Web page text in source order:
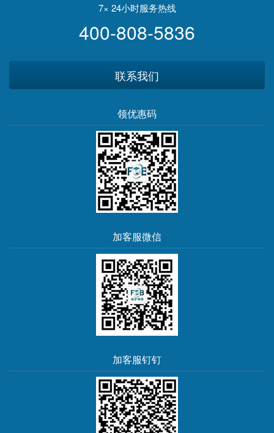
7× 24小时服务热线
400-808-5836
联系我们
领优惠码
加客服微信
加客服钉钉